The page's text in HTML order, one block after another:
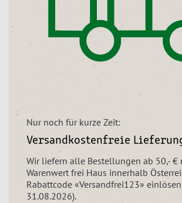
Nur noch für kurze Zeit:
Versandkostenfreie
Wir liefern alle Bestellungen ab 50,- €
Warenwert frei Haus innerhalb
Rabattcode «Versandfrei123»
31.08.2026).